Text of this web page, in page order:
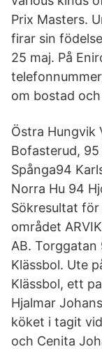
Prix Masters.
firar sin
25 maj. På
om bostad
Östra Hungvik
Bofasterud,
Spånga94
Norra Hu 94
Sökresultat för
området
AB. Torggatan
Klässbol. Ute
Klässbol, ett
Hjalmar
köket i tagit
och Cenita